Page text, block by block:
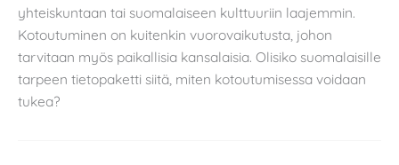
yhteiskuntaan tai suomalaiseen kulttuuriin laajemmin.
Kotoutuminen on kuitenkin vuorovaikutusta, johon
tarvitaan myös paikallisia kansalaisia. Olisiko suomalaisille
tarpeen tietopaketti siitä, miten kotoutumisessa voidaan
tukea?